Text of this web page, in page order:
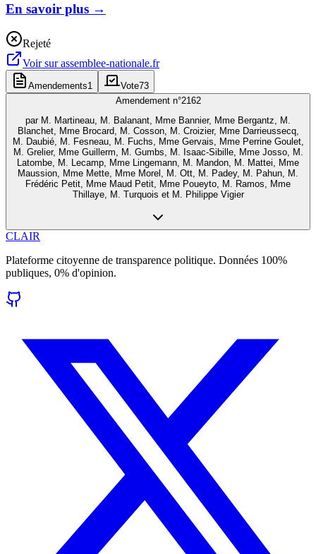
En savoir plus →
Rejeté
Voir surassemblee-nationale.fr
Amendements1 Vote73
Amendement n°2162
par M. Martineau, M. Balanant, Mme Bannier, Mme Bergantz, M.
Blanchet, Mme Brocard, M. Cosson, M. Croizier, Mme Darrieussecq,
M. Daubié, M. Fesneau, M. Fuchs, Mme Gervais, Mme Perrine Goulet,
M. Grelier, Mme Guillerm, M. Gumbs, M. Isaac-Sibille, Mme Josso, M.
Latombe, M. Lecamp, Mme Lingemann, M. Mandon, M. Mattei, Mme
Maussion, Mme Mette, Mme Morel, M. Ott, M. Padey, M. Pahun, M.
Frédéric Petit, Mme Maud Petit, Mme Poueyto, M. Ramos, Mme
Thillaye, M. Turquois et M. Philippe Vigier
CLAIR
Plateforme citoyenne de transparence politique. Données 100%
publiques, 0% d'opinion.